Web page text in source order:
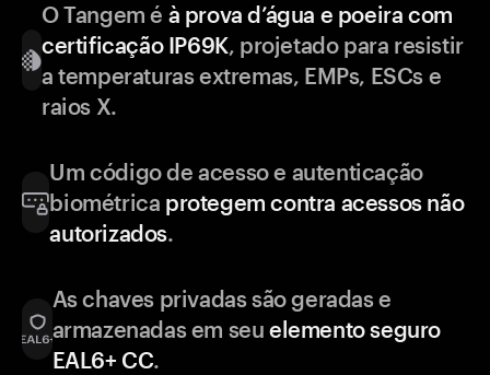
O Tangem é à prova d’água e poeira com
certificação IP69K, projetado para resistir
a temperaturas extremas, EMPs, ESCs e
raios X.
Um código de acesso e autenticação
biométrica protegem contra acessos não
autorizados.
As chaves privadas são geradas e
armazenadas em seu elemento seguro
EAL6+ CC.